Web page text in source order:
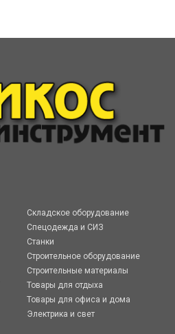
Складское оборудование
Спецодежда и СИЗ
Станки
Строительное оборудование
Строительные материалы
Товары для отдыха
Товары для офиса и дома
Электрика и свет